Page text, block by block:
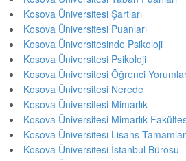
Kosova Üniversitesi Şartları
Kosova Üniversitesi Puanları
Kosova Üniversitesinde Psikoloji
Kosova Üniversitesi Psikoloji
Kosova Üniversitesi Öğrenci
Kosova Üniversitesi Nerede
Kosova Üniversitesi Mimarlık
Kosova Üniversitesi Mimarlık
Kosova Üniversitesi Lisans
Kosova Üniversitesi İstanbul Bürosu